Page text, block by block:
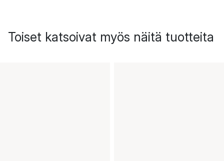
Toiset katsoivat myös näitä tuotteita